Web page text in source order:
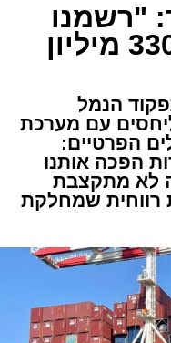
"רשמנו
זינוק בהכנסות ל-330 מיליון
הנמל
עם מערכת
הפרטיים:
הפכה אותנו
לא מתקצבת
רווחית שמחלקת